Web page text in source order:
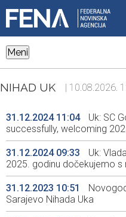
Meni
NIHAD UK | 10.08.2026.
31.12.2024 11:04
Uk: SC
successfully, welcoming
31.12.2024 09:33
Uk:
2025. godinu dočekujemo
31.12.2023 10:51
Sarajevo Nihada Uka